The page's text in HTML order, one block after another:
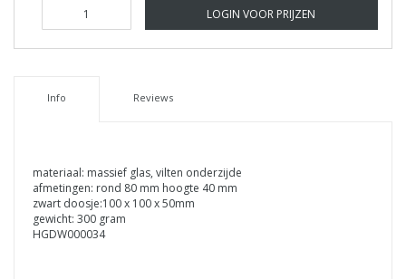
LOGIN VOOR PRIJZEN
Info Reviews
materiaal: massief glas, vilten onderzijde
afmetingen: rond 80 mm hoogte 40 mm
zwart doosje:100 x 100 x 50mm
gewicht: 300 gram
HGDW000034